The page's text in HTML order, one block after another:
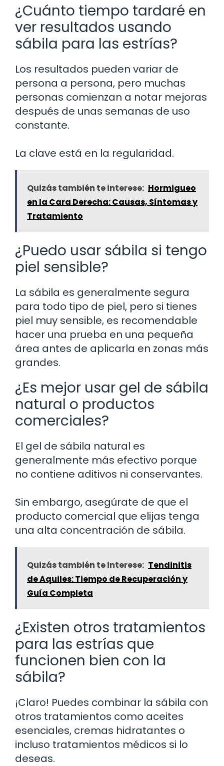
¿Cuánto tiempo tardaré en
ver resultados usando
sábila para las estrías?
Los resultados pueden variar de
persona a persona, pero muchas
personas comienzan a notar mejoras
después de unas semanas de uso
constante.
La clave está en la regularidad.
Quizás también te interese: Hormigueo
en la Cara Derecha: Causas, Síntomas y
Tratamiento
¿Puedo usar sábila si tengo
piel sensible?
La sábila es generalmente segura
para todo tipo de piel, pero si tienes
piel muy sensible, es recomendable
hacer una prueba en una pequeña
área antes de aplicarla en zonas más
grandes.
¿Es mejor usar gel de sábila
natural o productos
comerciales?
El gel de sábila natural es
generalmente más efectivo porque
no contiene aditivos ni conservantes.
Sin embargo, asegúrate de que el
producto comercial que elijas tenga
una alta concentración de sábila.
Quizás también te interese: Tendinitis
de Aquiles: Tiempo de Recuperación y
Guía Completa
¿Existen otros tratamientos
para las estrías que
funcionen bien con la
sábila?
¡Claro! Puedes combinar la sábila con
otros tratamientos como aceites
esenciales, cremas hidratantes o
incluso tratamientos médicos si lo
deseas.